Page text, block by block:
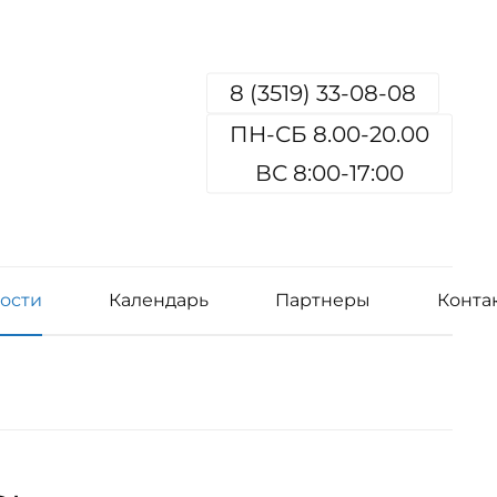
8 (3519) 33-08-08
ПН-СБ 8.00-20.00
ВС 8:00-17:00
Календарь Партнеры